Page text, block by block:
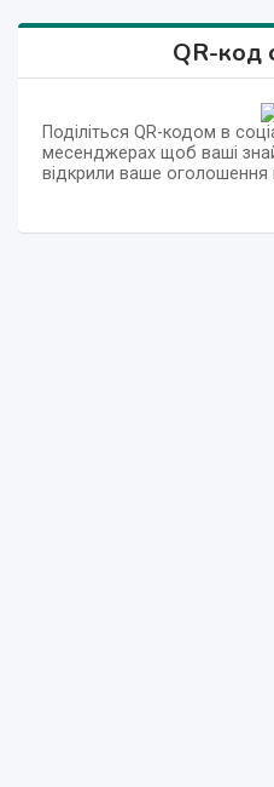
QR-код
Поділіться QR-кодом в
месенджерах щоб ваші
відкрили ваше оголошення